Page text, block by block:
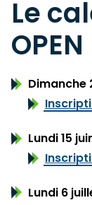
Le
Dimanche
Lundi 15
Lundi 6